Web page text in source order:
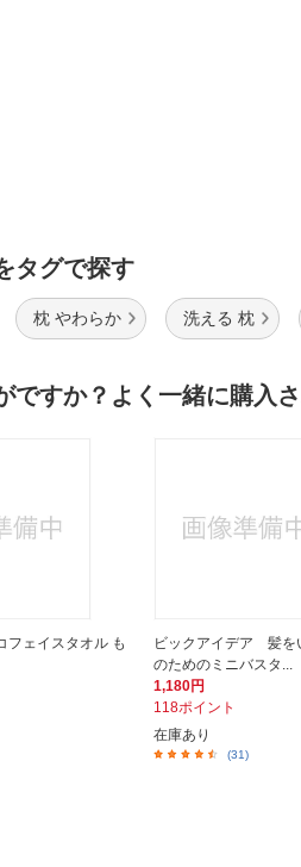
タグで探す
枕 やわらか 洗える 枕
ですか？よく一緒に購入
ェイスタオル も
ビックアイデア 髪を
のためのミニバスタ...
1,180円
118ポイント
在庫あり
(31)